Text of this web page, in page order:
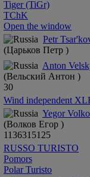
Tiger (TiGr)
TChK
Open the window
Petr
(Царьков Петр )
Anton
(Вельский Антон )
30
Wind independent
Yegor
(Волков Егор )
1136315125
RUSSO TURISTO
Pomors
Polar Turisto